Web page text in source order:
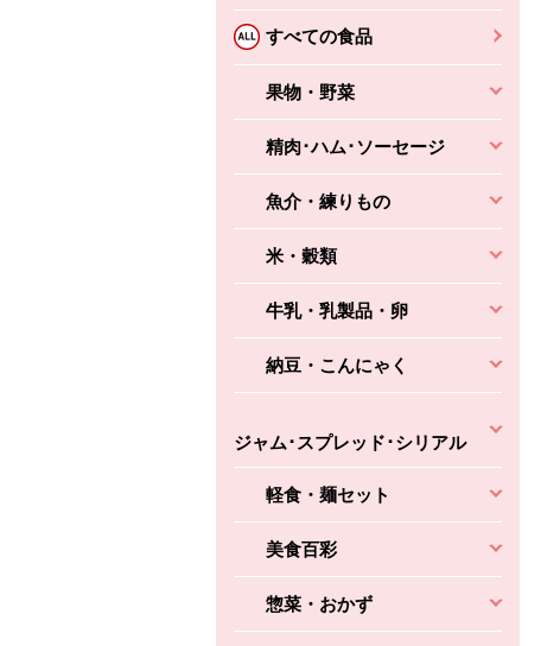
すべての食品
果物・野菜
精肉･ハム･ソーセージ
魚介・練りもの
米・穀類
牛乳・乳製品・卵
納豆・こんにゃく
ジャム･スプレッド･シリアル
軽食・麺セット
美食百彩
惣菜・おかず
かごへ